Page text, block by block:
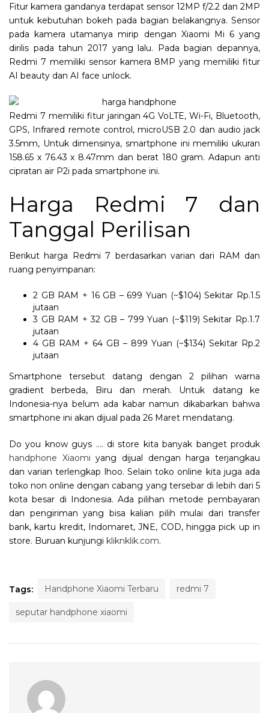
Fitur kamera gandanya terdapat sensor 12MP f/2.2 dan 2MP
untuk kebutuhan bokeh pada bagian belakangnya. Sensor
pada kamera utamanya mirip dengan Xiaomi Mi 6 yang
dirilis pada tahun 2017 yang lalu. Pada bagian depannya,
Redmi 7 memiliki sensor kamera 8MP yang memiliki fitur
AI beauty dan AI face unlock.
Redmi 7 memiliki fitur jaringan 4G VoLTE, Wi-Fi, Bluetooth,
GPS, Infrared remote control, microUSB 2.0 dan audio jack
3.5mm, Untuk dimensinya, smartphone ini memiliki ukuran
158.65 x 76.43 x 8.47mm dan berat 180 gram. Adapun anti
cipratan air P2i pada smartphone ini.
Harga Redmi 7 dan
Tanggal Perilisan
Berikut harga Redmi 7 berdasarkan varian dari RAM dan
ruang penyimpanan:
2 GB RAM + 16 GB – 699 Yuan (~$104) Sekitar Rp.1.5
jutaan
3 GB RAM + 32 GB – 799 Yuan (~$119) Sekitar Rp.1.7
jutaan
4 GB RAM + 64 GB – 899 Yuan (~$134) Sekitar Rp.2
jutaan
Smartphone tersebut datang dengan 2 pilihan warna
gradient berbeda, Biru dan merah. Untuk datang ke
Indonesia-nya belum ada kabar namun dikabarkan bahwa
smartphone ini akan dijual pada 26 Maret mendatang.
Do you know guys …. di store kita banyak banget produk
handphone Xiaomi yang dijual dengan harga terjangkau
dan varian terlengkap lhoo. Selain toko online kita juga ada
toko non online dengan cabang yang tersebar di lebih dari 5
kota besar di Indonesia. Ada pilihan metode pembayaran
dan pengiriman yang bisa kalian pilih mulai dari transfer
bank, kartu kredit, Indomaret, JNE, COD, hingga pick up in
store. Buruan kunjungi kliknklik.com.
Tags: Handphone Xiaomi Terbaru redmi 7
seputar handphone xiaomi